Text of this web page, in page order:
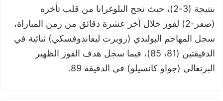
بنتيجة (3-2)، حيث نجح البلوغرانا من قلب تأخره
(صفر-2) لفوز خلال آخر عشرة دقائق من زمن المباراة،
سجل المهاجم البولندي (روبرت ليفاندوفسكي) ثنائية في
الدقيقتين (81، 85)، فيما سجل هدف الفوز الظهير
البرتغالي (جواو كانسيلو) في الدقيقة 89.